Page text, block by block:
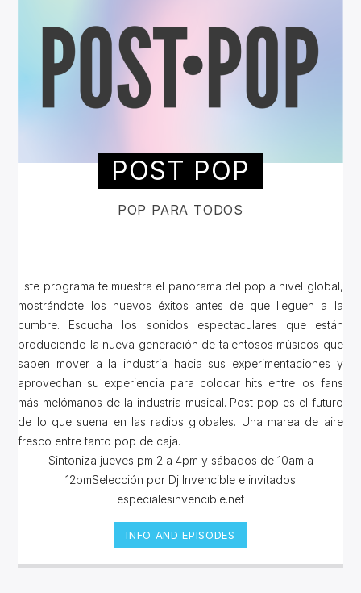
POST POP
POP PARA TODOS
Este programa te muestra el panorama del pop a nivel global,
mostrándote los nuevos éxitos antes de que lleguen a la
cumbre. Escucha los sonidos espectaculares que están
produciendo la nueva generación de talentosos músicos que
saben mover a la industria hacia sus experimentaciones y
aprovechan su experiencia para colocar hits entre los fans
más melómanos de la industria musical. Post pop es el futuro
de lo que suena en las radios globales. Una marea de aire
fresco entre tanto pop de caja.
Sintoniza jueves pm 2 a 4pm y sábados de 10am a
12pmSelección por Dj Invencible e invitados
especialesinvencible.net
INFO AND EPISODES